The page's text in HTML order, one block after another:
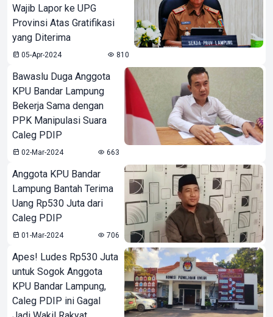
Wajib Lapor ke UPG
Provinsi Atas Gratifikasi
yang Diterima
05-Apr-2024 810
Bawaslu Duga Anggota
KPU Bandar Lampung
Bekerja Sama dengan
PPK Manipulasi Suara
Caleg PDIP
02-Mar-2024 663
Anggota KPU Bandar
Lampung Bantah Terima
Uang Rp530 Juta dari
Caleg PDIP
01-Mar-2024 706
Apes! Ludes Rp530 Juta
untuk Sogok Anggota
KPU Bandar Lampung,
Caleg PDIP ini Gagal